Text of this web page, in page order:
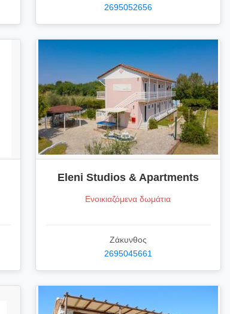
2695052656
Eleni Studios & Apartments
Ενοικιαζόμενα δωμάτια
Ζάκυνθος
2695045661